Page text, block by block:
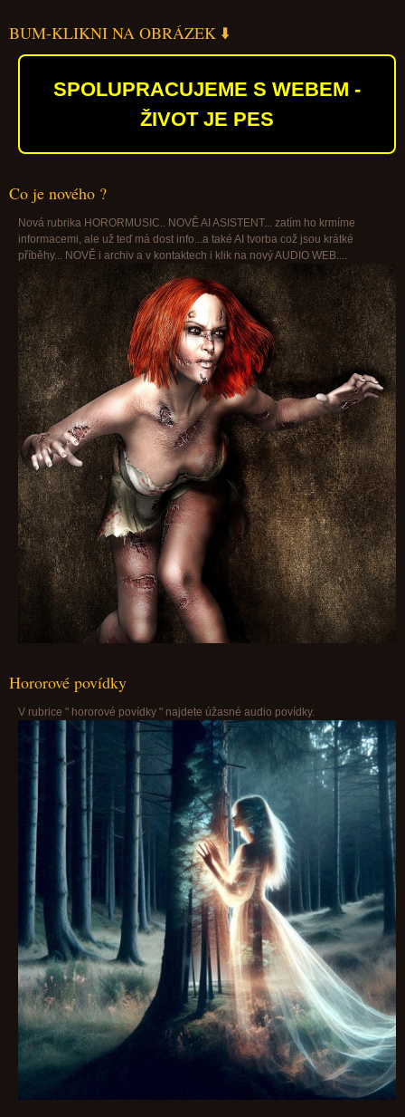
BUM-KLIKNI NA OBRÁZEK ⬇️
SPOLUPRACUJEME S WEBEM -
ŽIVOT JE PES
Co je nového ?
Nová rubrika HORORMUSIC.. NOVĚ AI ASISTENT... zatím ho krmíme
informacemi, ale už teď má dost info...a také AI tvorba což jsou krátké
příběhy... NOVĚ i archiv a v kontaktech i klik na nový AUDIO WEB....
Hororové povídky
V rubrice " hororové povídky " najdete úžasné audio povídky.